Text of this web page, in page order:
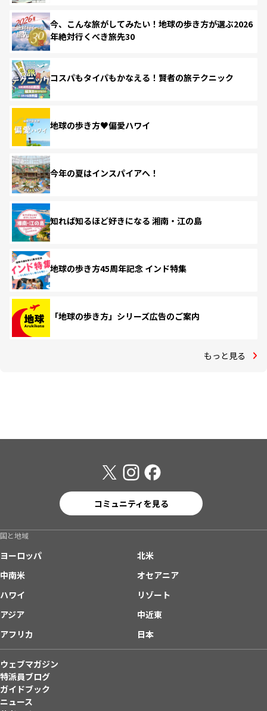
今、こんな旅がしてみたい！地球の歩き方が選ぶ2026
年絶対行くべき旅先30
コスパもタイパもかなえる！賢者の旅テクニック
地球の歩き方♥偏愛ハワイ
今年の夏はインスパイアへ！
知れば知るほど好きになる 湘南・江の島
地球の歩き方45周年記念 インド特集
「地球の歩き方」シリーズ広告のご案内
もっと見る
コミュニティを見る
国と地域
ヨーロッパ
北米
中南米
オセアニア
ハワイ
リゾート
アジア
中近東
アフリカ
日本
ウェブマガジン
特派員ブログ
ガイドブック
ニュース